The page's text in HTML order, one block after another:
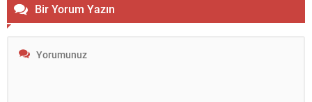
Bir Yorum Yazın